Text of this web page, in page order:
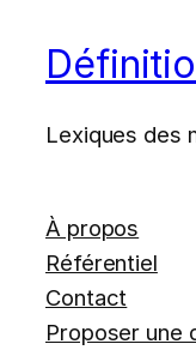
Lexiques des
À propos
Référentiel
Contact
Proposer une